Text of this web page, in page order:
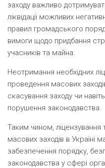
заходу важливо
ліквідації можливих
правил громадського
вимоги щодо придбання
учасників та майна.
Неотримання необхідних
проведення масових
скасування заходу чи
порушення законодавства.
Таким чином, ліцензування
масових заходів в Україні
забезпечення порядку,
законодавства у сфері